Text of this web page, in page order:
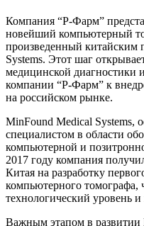
Компания “Р-Фарм”
новейший компьютерный
произведенный китайским
Systems. Этот шаг
медицинской диагностики
компании “Р-Фарм” к
на российском рынке.
MinFound Medical Systems,
специалистом в области
компьютерной и
2017 году компания
Китая на разработку
компьютерного томографа,
технологический уровень
Важным этапом в развитии